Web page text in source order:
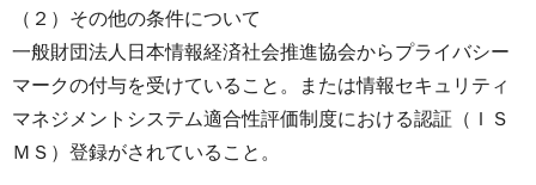
（２）その他の条件について
⼀般財団法⼈⽇本情報経済社会推進協会からプライバシー
マークの付与を受けていること。または情報セキュリティ
マネジメントシステム適合性評価制度における認証（ＩＳ
ＭＳ）登録がされていること。